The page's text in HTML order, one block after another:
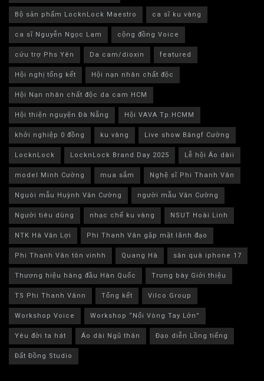
Bộ sản phẩm LocknLock Maestro
ca sĩ ku vàng
ca sĩ Nguyễn Ngọc Lam
cộng đồng Voice
cứu trợ Phs Yên
Da cam/dioxin
featured
Hội nghị tổng kết
Hội nạn nhân chất độc
Hội Nạn nhân chất độc da cam HCM
Hội thiện nguyện Đà Nẵng
Hội VAVA Tp.HCMM
khởi nghiệp 0 đồng
ku vàng
Live show Băngf Cường
LocknLock
LocknLock Brand Day 2025
Lễ hội Áo dàii
model Minh Cường
mua sắm
Nghệ sĩ Phi Thanh Vân
Nguòi mẫu Huỳnh Văn Cường
người mẫu Văn Cường
Người tiêu dùng
nhạc chế ku vàng
NSUT Hoài Linh
NTK Hà Văn Lợi
Phi Thanh Vân gặp mặt lãnh đạo
Phi Thanh Vân tôn vinhh
Quang Hà
săn quà iphone 17
Thương hiệu hàng đầu Hàn Quốc
Trưng bày Giới thiệu
TS Phi Thanh Vânn
Tổng kết
Vilco Group
Workshop Voice
Workshop “Nối Vòng Tay Lớn”
Yêu đời ta hát
Áo dài Ngũ thân
Đạo diễn Lồng tiếng
Đất Đồng Studio